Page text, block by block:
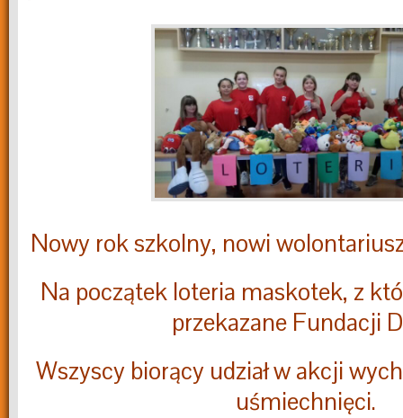
Nowy rok szkolny, nowi
Na początek loteria maskotek, z
przekazane Fundacji
Wszyscy biorący udział w akcji
uśmiechnięci.